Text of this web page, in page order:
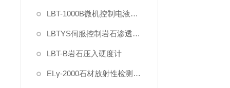
LBT-1000B微机控制电液伺服岩石三轴仪
LBTYS伺服控制岩石渗透分析仪
LBT-B岩石压入硬度计
ELγ-2000石材放射性检测仪（智能γ辐射分析仪）